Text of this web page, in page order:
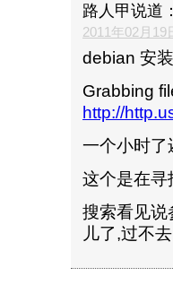
路人甲说道：
2011年02月19
debian 安
Grabbing
http://
一个小时了
这个是在寻
搜索看见说
儿了,过不